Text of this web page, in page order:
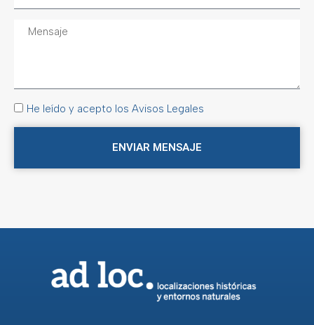
He leído y acepto los Avisos Legales
ENVIAR MENSAJE